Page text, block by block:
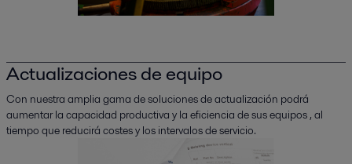
Actualizaciones de equipo
Con nuestra amplia gama de soluciones de actualización podrá
aumentar la capacidad productiva y la eficiencia de sus equipos , al
tiempo que reducirá costes y los intervalos de servicio.